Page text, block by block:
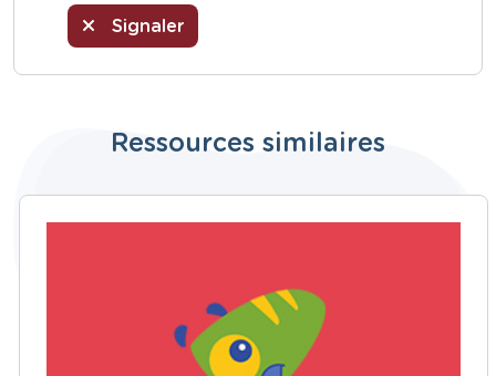
Signaler
Ressources similaires